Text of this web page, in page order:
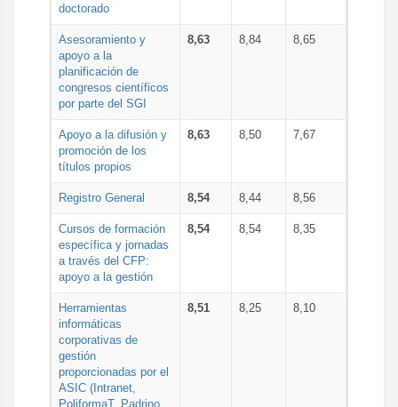
doctorado
Asesoramiento y
apoyo a la
planificación de
congresos científicos
por parte del SGI
8,63 8,84 8,65
Apoyo a la difusión y
promoción de los
títulos propios
8,63 8,50 7,67
Registro General 8,54 8,44 8,56
Cursos de formación
específica y jornadas
a través del CFP:
apoyo a la gestión
8,54 8,54 8,35
Herramientas
informáticas
corporativas de
gestión
proporcionadas por el
ASIC (Intranet,
PoliformaT, Padrino,
8,51 8,25 8,10